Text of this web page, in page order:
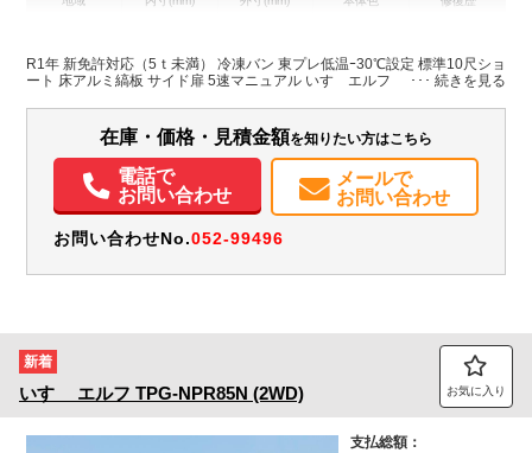
H:1,760
R1年 新免許対応（5ｔ未満） 冷凍バン 東プレ低温ｰ30℃設定 標準10尺ショ
ート 床アルミ縞板 サイド扉 5速マニュアル いすゞエルフ
在庫・価格・見積金額を知りたい方はこちら
電話で
お問い合わせ
メールで
お問い合わせ
お問い合わせNo.052-99496
新着
いすゞ エルフ TPG-NPR85N (2WD) お気に入り
支払総額：